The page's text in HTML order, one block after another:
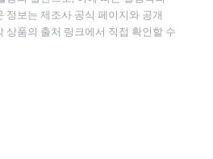
정보는 제조사 공식 페이지와 공개
상품의 출처 링크에서 직접 확인할 수